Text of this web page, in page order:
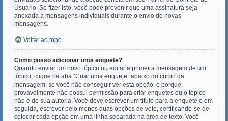
Usuário. Se fizer isto, você pode prevenir que uma assinatura seja
anexada a mensagens individuais durante o envio de novas
mensagens.
Voltar ao topo
Como posso adicionar uma enquete?
Quando enviar um novo tópico ou editar a primeira mensagem de um
tópico, clique na aba “Criar uma enquete” abaixo do corpo da
mensagem; se você não conseguir ver esta opção, é porque
provavelmente não possui permissão para criar enquetes ou o tópico
não é de sua autoria. Você deve escrever um título para a enquete e em
seguida, escrever pelo menos duas opções de voto, certificando-se de
colocar cada opção em uma linha separada na área de texto. Você